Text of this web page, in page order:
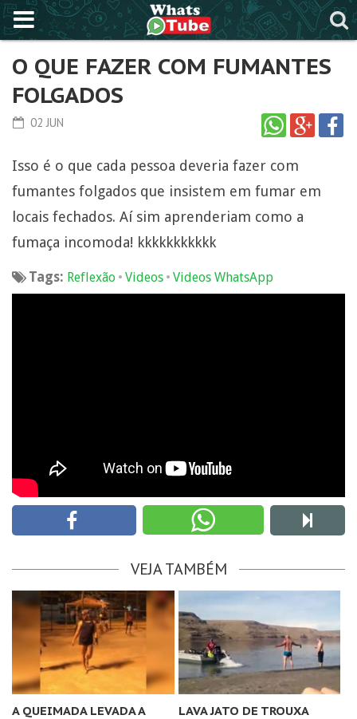
O QUE FAZER COM FUMANTES
FOLGADOS
02 JUN
Isso é o que cada pessoa deveria fazer com
fumantes folgados que insistem em fumar em
locais fechados. Aí sim aprenderiam como a
fumaça incomoda! kkkkkkkkkkk
Tags: Reflexão • Videos • Videos WhatsApp
VEJA TAMBÉM
A QUEIMADA LEVADA A
LAVA JATO DE TROUXA